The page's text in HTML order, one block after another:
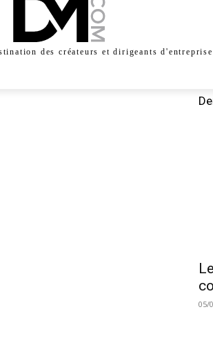
des créateurs et dirigeants
05/